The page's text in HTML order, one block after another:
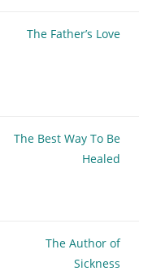
The Father’s Love
The Best Way To Be
Healed
The Author of
Sickness